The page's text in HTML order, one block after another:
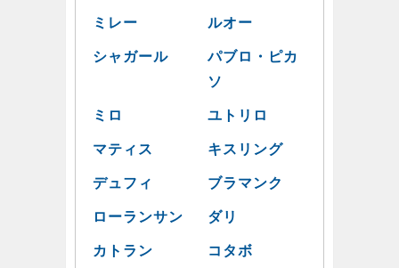
ミレー ルオー
シャガール
パブロ・ピカ
ソ
ミロ ユトリロ
マティス キスリング
デュフィ ブラマンク
ローランサン ダリ
カトラン コタボ